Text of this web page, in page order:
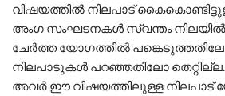
വിഷയത്തിൽ നിലപാട്
അംഗ സംഘടനകൾ സ്വന്തം നിലയിൽ
ചേർത്ത യോഗത്തിൽ
നിലപാടുകൾ പറഞ്ഞതിലോ തെറ്റില്ല.
അവർ ഈ വിഷയത്തിലുള്ള നിലപാട്